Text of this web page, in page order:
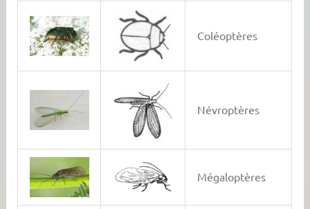
Coléoptères
Névroptères
Mégaloptères